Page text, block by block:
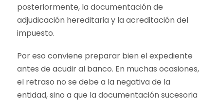
posteriormente, la documentación de
adjudicación hereditaria y la acreditación del
impuesto.
Por eso conviene preparar bien el expediente
antes de acudir al banco. En muchas ocasiones,
el retraso no se debe a la negativa de la
entidad, sino a que la documentación sucesoria